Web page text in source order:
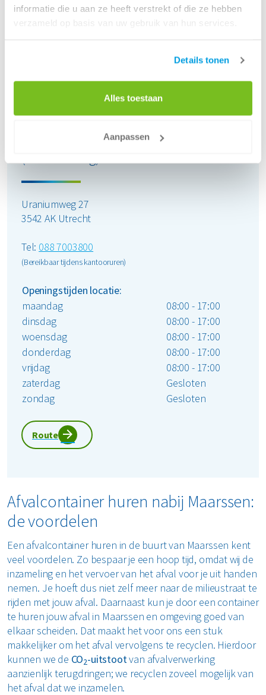
informatie die u aan ze heeft verstrekt of die ze hebben
verzameld op basis van uw gebruik van hun services.
Details tonen
Alles toestaan
Aanpassen
woensdag
08:00 - 17:00
Gesloten
Renewi - Utrecht
Uraniumweg 27
3542 AK Utrecht
Tel: 088 7003800
(Bereikbaar tijdens kantooruren)
Openingstijden locatie:
maandag
08:00 - 17:00
dinsdag
08:00 - 17:00
woensdag
08:00 - 17:00
donderdag
08:00 - 17:00
vrijdag
08:00 - 17:00
zaterdag
Gesloten
zondag
Gesloten
Route
Afvalcontainer huren nabij Maarssen:
de voordelen
Een afvalcontainer huren in de buurt van Maarssen kent
veel voordelen. Zo bespaar je een hoop tijd, omdat wij de
inzameling en het vervoer van het afval voor je uit handen
nemen. Je hoeft dus niet zelf meer naar de milieustraat te
rijden met jouw afval. Daarnaast kun je door een container
te huren jouw afval in Maarssen en omgeving goed van
elkaar scheiden. Dat maakt het voor ons een stuk
makkelijker om het afval vervolgens te recyclen. Hierdoor
kunnen we de CO2-uitstootvan afvalverwerking
aanzienlijk terugdringen; we recyclen zoveel mogelijk van
het afval dat we inzamelen.